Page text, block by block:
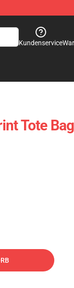
Kundenservice
Tote Bag